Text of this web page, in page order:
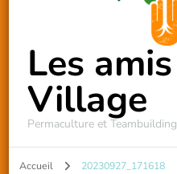
Les
Village
Permaculture et Teambuilding
Accueil 20230927_171618